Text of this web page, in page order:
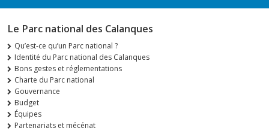
Le Parc national des Calanques
Qu’est-ce qu’un Parc national ?
Identité du Parc national des Calanques
Bons gestes et réglementations
Charte du Parc national
Gouvernance
Budget
Équipes
Partenariats et mécénat